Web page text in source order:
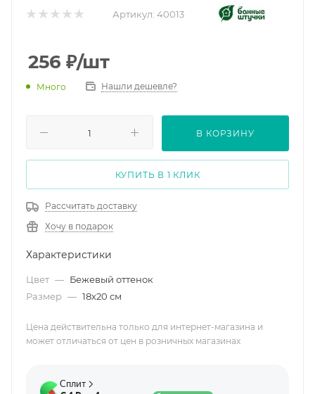
Артикул: 40013
256 ₽/шт
Много Нашли дешевле?
В КОРЗИНУ
КУПИТЬ В 1 КЛИК
Рассчитать доставку
Хочу в подарок
Характеристики
Цвет — Бежевый оттенок
Размер — 18х20 см
Цена действительна только для интернет-магазина и
может отличаться от цен в розничных магазинах